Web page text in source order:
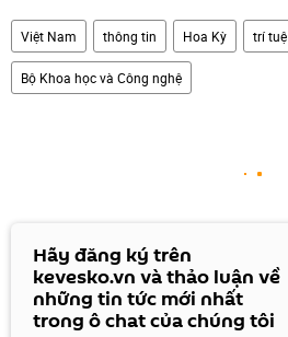
Việt Nam thông tin Hoa Kỳ trí tuệ
Bộ Khoa học và Công nghệ
Hãy đăng ký trên
kevesko.vn và thảo luận về
những tin tức mới nhất
trong ô chat của chúng tôi